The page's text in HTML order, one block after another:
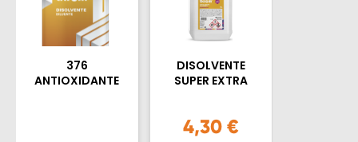
376
ANTIOXIDANTE
DISOLVENTE
SUPER EXTRA
4,30 €